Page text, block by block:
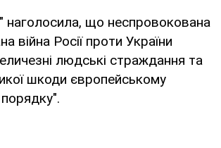
наголосила, що неспровокована
війна Росії проти України
людські страждання та
шкоди європейському